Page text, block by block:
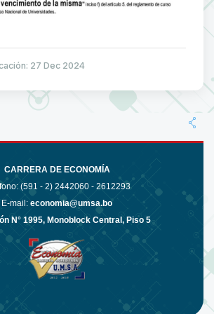
27 Dec 2024
CARRERA DE ECONOMÍA
(591 - 2) 2442060 - 2612293
E-mail: economia@umsa.bo
N° 1995, Monoblock Central, Piso 5